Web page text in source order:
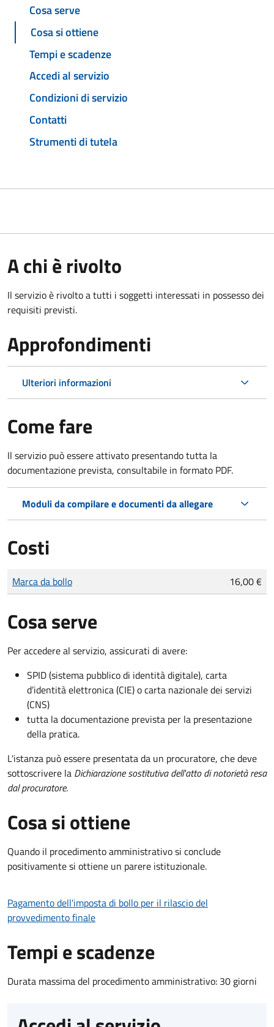
Cosa serve
Cosa si ottiene
Tempi e scadenze
Accedi al servizio
Condizioni di servizio
Contatti
Strumenti di tutela
A chi è rivolto
Il servizio è rivolto a tutti i soggetti interessati in possesso dei
requisiti previsti.
Approfondimenti
Ulteriori informazioni
Come fare
Il servizio può essere attivato presentando tutta la
documentazione prevista, consultabile in formato PDF.
Moduli da compilare e documenti da allegare
Costi
Tipo di pagamento
Importo
Marca da bollo 16,00 €
Cosa serve
Per accedere al servizio, assicurati di avere:
SPID (sistema pubblico di identità digitale), carta
d’identità elettronica (CIE) o carta nazionale dei servizi
(CNS)
tutta la documentazione prevista per la presentazione
della pratica.
L'istanza può essere presentata da un procuratore, che deve
sottoscrivere la Dichiarazione sostitutiva dell'atto di notorietà resa
dal procuratore.
Cosa si ottiene
Quando il procedimento amministrativo si conclude
positivamente si ottiene un parere istituzionale.
Pagamento dell'imposta di bollo per il rilascio del
provvedimento finale
Tempi e scadenze
Durata massima del procedimento amministrativo: 30 giorni